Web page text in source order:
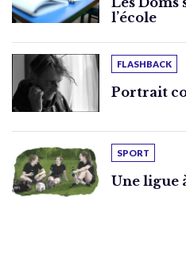
l’école
FLASHBACK
Portrait
SPORT
Une ligue